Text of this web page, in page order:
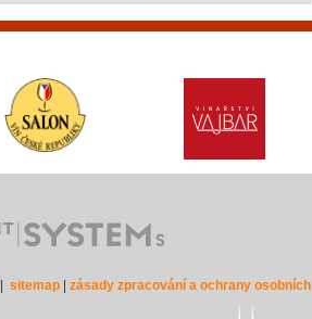
sitemap| zásady zpracování a ochrany osobních